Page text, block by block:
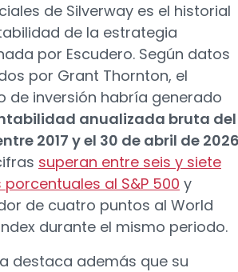
de Silverway es el historial
de la estrategia
por Escudero. Según datos
por Grant Thornton, el
de inversión habría generado
anualizada bruta del
2017 y el 30 de abril de
superan entre seis y siete
al S&P 500 y
de cuatro puntos al World
durante el mismo periodo.
destaca además que su